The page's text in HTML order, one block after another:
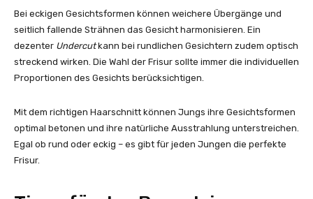
Bei eckigen Gesichtsformen können weichere Übergänge und
seitlich fallende Strähnen das Gesicht harmonisieren. Ein
dezenter Undercutkann bei rundlichen Gesichtern zudem optisch
streckend wirken. Die Wahl der Frisur sollte immer die individuellen
Proportionen des Gesichts berücksichtigen.
Mit dem richtigen Haarschnitt können Jungs ihre Gesichtsformen
optimal betonen und ihre natürliche Ausstrahlung unterstreichen.
Egal ob rund oder eckig – es gibt für jeden Jungen die perfekte
Frisur.